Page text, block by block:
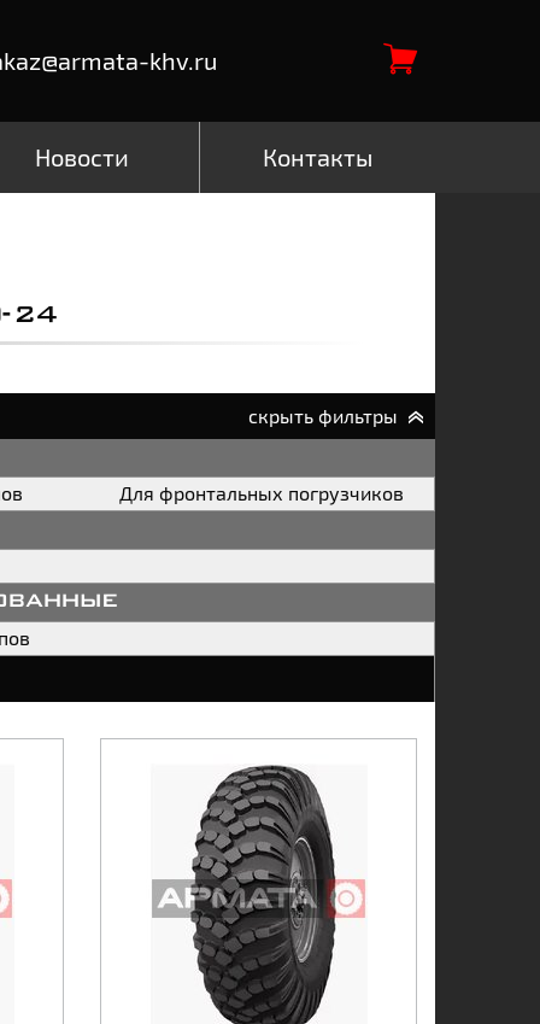
khv.ru
Новости Контакты
24
скрыть фильтры
Для фронтальных погрузчиков